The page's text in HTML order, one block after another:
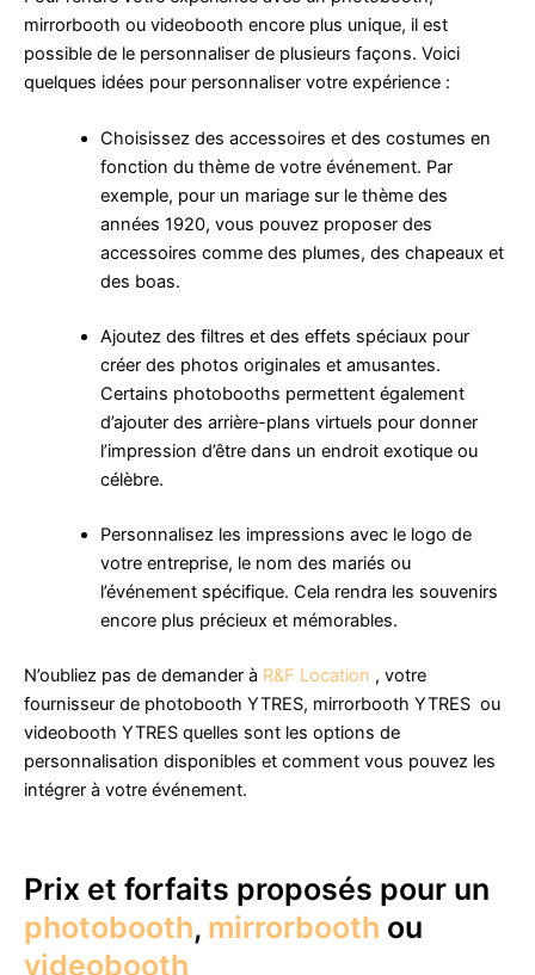
mirrorbooth ou videobooth encore plus unique, il est
possible de le personnaliser de plusieurs façons. Voici
quelques idées pour personnaliser votre expérience :
Choisissez des accessoires et des costumes en
fonction du thème de votre événement. Par
exemple, pour un mariage sur le thème des
années 1920, vous pouvez proposer des
accessoires comme des plumes, des chapeaux et
des boas.
Ajoutez des filtres et des effets spéciaux pour
créer des photos originales et amusantes.
Certains photobooths permettent également
d’ajouter des arrière-plans virtuels pour donner
l’impression d’être dans un endroit exotique ou
célèbre.
Personnalisez les impressions avec le logo de
votre entreprise, le nom des mariés ou
l’événement spécifique. Cela rendra les souvenirs
encore plus précieux et mémorables.
N’oubliez pas de demander à R&F Location , votre
fournisseur de photobooth YTRES, mirrorbooth YTRES ou
videobooth YTRES quelles sont les options de
personnalisation disponibles et comment vous pouvez les
intégrer à votre événement.
Prix et forfaits proposés pour un
photobooth, mirrorbooth ou
videobooth